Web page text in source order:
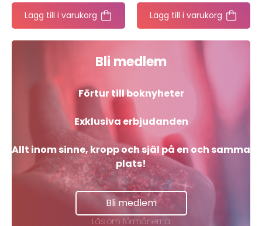
Lägg till i varukorg Lägg till i varukorg
Bli medlem
Förtur till boknyheter
Exklusiva erbjudanden
Allt inom sinne, kropp och själ på en och samma
plats!
Bli medlem
Läs om förmånerna